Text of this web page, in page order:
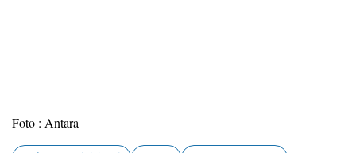
Foto : Antara